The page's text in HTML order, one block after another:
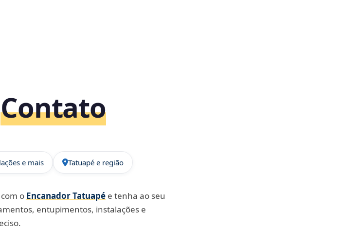
Contato
e mais Tatuapé e região
o Encanador Tatuapé e tenha ao seu
entupimentos, instalações e